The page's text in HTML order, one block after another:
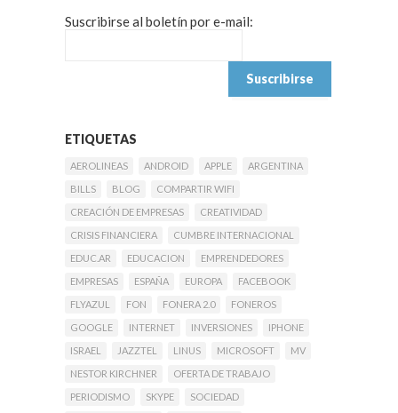
Suscribirse al boletín por e-mail:
ETIQUETAS
AEROLINEAS ANDROID APPLE
ARGENTINA
BILLS
BLOG
COMPARTIR WIFI
CREACIÓN DE EMPRESAS
CREATIVIDAD
CRISIS FINANCIERA
CUMBRE INTERNACIONAL
EDUC.AR
EDUCACION
EMPRENDEDORES
EMPRESAS
ESPAÑA EUROPA
FACEBOOK
FLYAZUL
FON FONERA 2.0
FONEROS
GOOGLE
INTERNET INVERSIONES
IPHONE
ISRAEL
JAZZTEL LINUS MICROSOFT
MV
NESTOR KIRCHNER
OFERTA DE TRABAJO
PERIODISMO
SKYPE
SOCIEDAD